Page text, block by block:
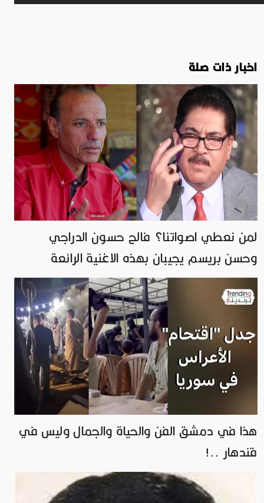
اخبار ذات صلة
لمن نعطي اصواتنا؟ فالح حسون الدراجي
وحسن بريسم يجيبان بهذه الاغنية الرائعة
هذا في دمشق الفن والحياة والجمال وليس في
قندهار ..!